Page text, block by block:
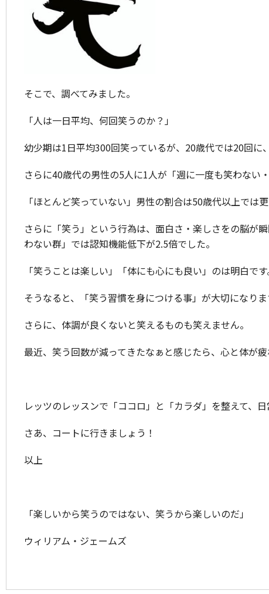
そこで、調べてみました。
「人は一日平均、何回笑うのか？」
幼少期は1日平均300回笑っているが、20歳代では20回に
さらに40歳代の男性の5人に1人が「週に一度も笑わない
「ほとんど笑っていない」男性の割合は50歳代以上では更
さらに「笑う」という行為は、面白さ・楽しさをの脳が
わない群」では認知機能低下が2.5倍でした。
「笑うことは楽しい」「体にも心にも良い」のは明白です
そうなると、「笑う習慣を身につける事」が大切になりま
さらに、体調が良くないと笑えるものも笑えません。
最近、笑う回数が減ってきたなぁと感じたら、心と体が
レッツのレッスンで「ココロ」と「カラダ」を整えて、
さあ、コートに行きましょう！
以上
「楽しいから笑うのではない、笑うから楽しいのだ」
ウィリアム・ジェームズ